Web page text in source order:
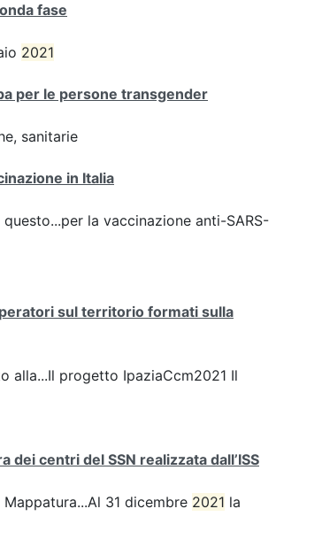
fase
2021
per le persone transgender
sanitarie
in Italia
la vaccinazione anti-SARS-
sul territorio formati sulla
alla...Il progetto IpaziaCcm2021 Il
centri del SSN realizzata dall’ISS
31 dicembre 2021 la